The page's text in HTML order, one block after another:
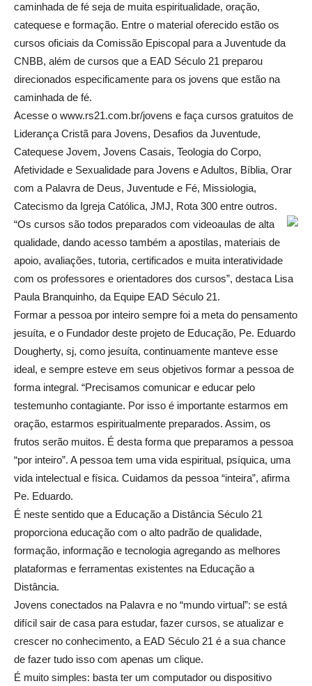
caminhada de fé seja de muita espiritualidade, oração,
catequese e formação. Entre o material oferecido estão os
cursos oficiais da Comissão Episcopal para a Juventude da
CNBB, além de cursos que a EAD Século 21 preparou
direcionados especificamente para os jovens que estão na
caminhada de fé.
Acesse o www.rs21.com.br/jovens e faça cursos gratuitos de
Liderança Cristã para Jovens, Desafios da Juventude,
Catequese Jovem, Jovens Casais, Teologia do Corpo,
Afetividade e Sexualidade para Jovens e Adultos, Bíblia, Orar
com a Palavra de Deus, Juventude e Fé, Missiologia,
Catecismo da Igreja Católica, JMJ, Rota 300 entre outros.
“Os cursos são todos preparados com videoaulas de alta
qualidade, dando acesso também a apostilas, materiais de
apoio, avaliações, tutoria, certificados e muita interatividade
com os professores e orientadores dos cursos”, destaca Lisa
Paula Branquinho, da Equipe EAD Século 21.
Formar a pessoa por inteiro sempre foi a meta do pensamento
jesuíta, e o Fundador deste projeto de Educação, Pe. Eduardo
Dougherty, sj, como jesuíta, continuamente manteve esse
ideal, e sempre esteve em seus objetivos formar a pessoa de
forma integral. “Precisamos comunicar e educar pelo
testemunho contagiante. Por isso é importante estarmos em
oração, estarmos espiritualmente preparados. Assim, os
frutos serão muitos. É desta forma que preparamos a pessoa
“por inteiro”. A pessoa tem uma vida espiritual, psíquica, uma
vida intelectual e física. Cuidamos da pessoa “inteira”, afirma
Pe. Eduardo.
É neste sentido que a Educação a Distância Século 21
proporciona educação com o alto padrão de qualidade,
formação, informação e tecnologia agregando as melhores
plataformas e ferramentas existentes na Educação a
Distância.
Jovens conectados na Palavra e no “mundo virtual”: se está
difícil sair de casa para estudar, fazer cursos, se atualizar e
crescer no conhecimento, a EAD Século 21 é a sua chance
de fazer tudo isso com apenas um clique.
É muito simples: basta ter um computador ou dispositivo